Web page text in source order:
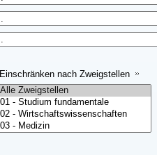
Einschränken nach Zweigstellen